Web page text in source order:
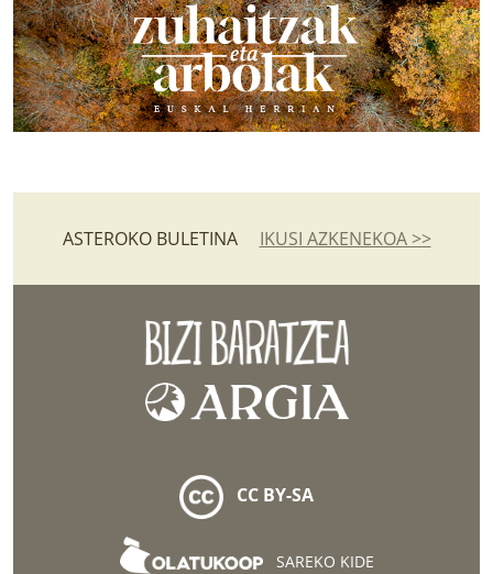
ASTEROKO BULETINA IKUSI AZKENEKOA >>
CC BY-SA
SAREKO KIDE